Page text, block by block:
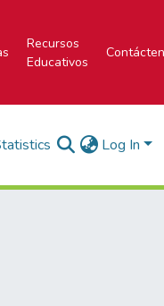
Recursos
Educativos
Log In